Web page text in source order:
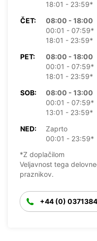
18:01 - 23:59*
ČET:
08:00 - 18:00
00:01 - 07:59*
18:01 - 23:59*
PET:
08:00 - 18:00
00:01 - 07:59*
18:01 - 23:59*
SOB:
08:00 - 13:00
00:01 - 07:59*
13:01 - 23:59*
NED:
Zaprto
00:01 - 23:59*
*Z doplačilom
Veljavnost tega
praznikov.
+44 (0)